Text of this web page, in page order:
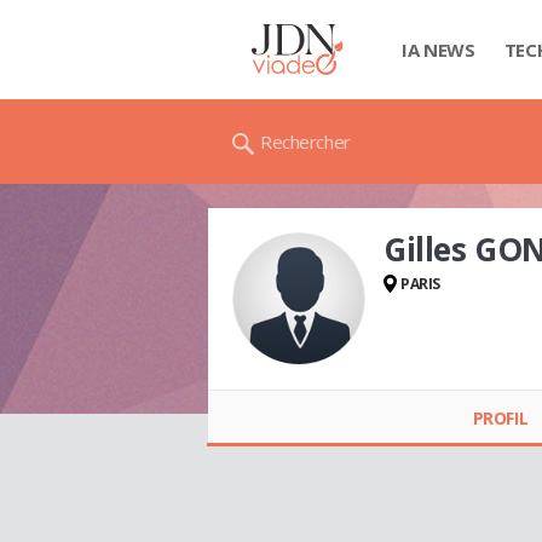
IA NEWS
Rechercher
Gilles
PARIS
PROFIL